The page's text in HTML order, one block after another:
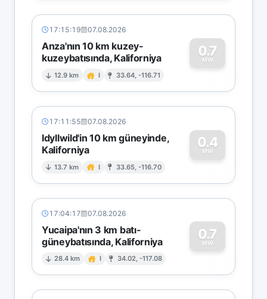
17:15:19 07.08.2026
Anza'nın 10 km kuzey-
kuzeybatısında, Kaliforniya
12.9 km I 33.64, -116.71
0.7
MW
0
17:11:55 07.08.2026
Idyllwild'in 10 km güneyinde,
Kaliforniya
13.7 km I 33.65, -116.70
0.4
MW
0
17:04:17 07.08.2026
Yucaipa'nın 3 km batı-
güneybatısında, Kaliforniya
28.4 km I 34.02, -117.08
0.7
MW
0